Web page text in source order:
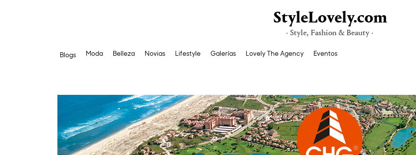
StyleLovely.com
· Style, Fashion & Beauty ·
Blogs Moda Belleza Novias Lifestyle Galerías Lovely The Agency Eventos